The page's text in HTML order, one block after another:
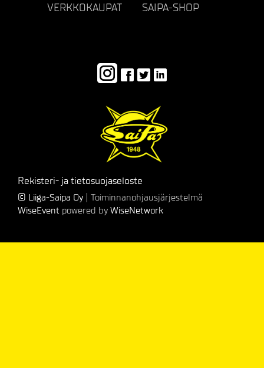
VERKKOKAUPAT
SAIPA-SHOP
Rekisteri- ja tietosuojaseloste
© Liiga-Saipa Oy | Toiminnanohjausjärjestelmä
WiseEvent powered by WiseNetwork